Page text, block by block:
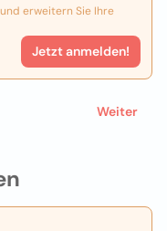
erweitern Sie Ihre
Jetzt anmelden!
Weiter